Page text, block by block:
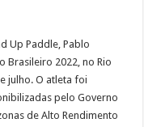
Up Paddle, Pablo
Brasileiro 2022, no Rio
julho. O atleta foi
pelo Governo
de Alto Rendimento